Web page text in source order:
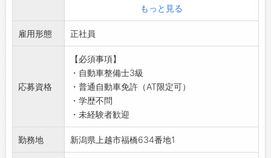
・車体整備（事故車の復元・板金塗装）
・高所作業車、積載型トラッククレーンなどの
整備
・対象となる自動車：2トン以上の大型トラッ
ク・産業車両・特殊車両（消防車など）
・大型車に関わる社員数：総勢12名
【おすすめポイント】
・上越市に密着し、幅広い車種の経験が積めま
す◎
・実力をしっかりと評価してくれる環境で働き
たい方や、自分のレベルに合う環境でスキルを
もっと見る
雇用形態 正社員
応募資格
【必須事項】
・自動車整備士3級
・普通自動車免許（AT限定可）
・学歴不問
・未経験者歓迎
勤務地 新潟県上越市福橋634番地1